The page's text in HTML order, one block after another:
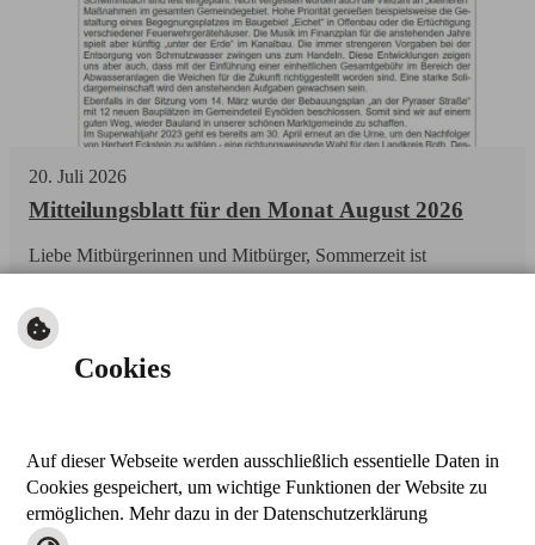
20. Juli 2026
Mitteilungsblatt für den Monat August 2026
Liebe Mitbürgerinnen und Mitbürger, Sommerzeit ist
Zeit für Aus-flüge mit der Familie, für Gartenabende und Feste
im Ort.
weiterlesen
nach oben
drucken
Kontakt
Cookies
Auf dieser Webseite werden ausschließlich essentielle Daten in
Cookies gespeichert, um wichtige Funktionen der Website zu
ermöglichen. Mehr dazu in der Datenschutzerklärung